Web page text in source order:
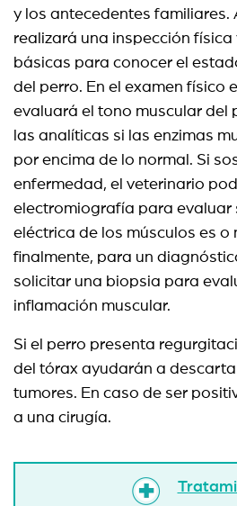
y los antecedentes familiares.
realizará una inspección
básicas para conocer el
del perro. En el examen físico
evaluará el tono muscular del
las analíticas si las enzimas
por encima de lo normal. Si
enfermedad, el veterinario
electromiografía para evaluar
eléctrica de los músculos es o
finalmente, para un
solicitar una biopsia para
inflamación muscular.
Si el perro presenta
del tórax ayudarán a
tumores. En caso de ser
a una cirugía.